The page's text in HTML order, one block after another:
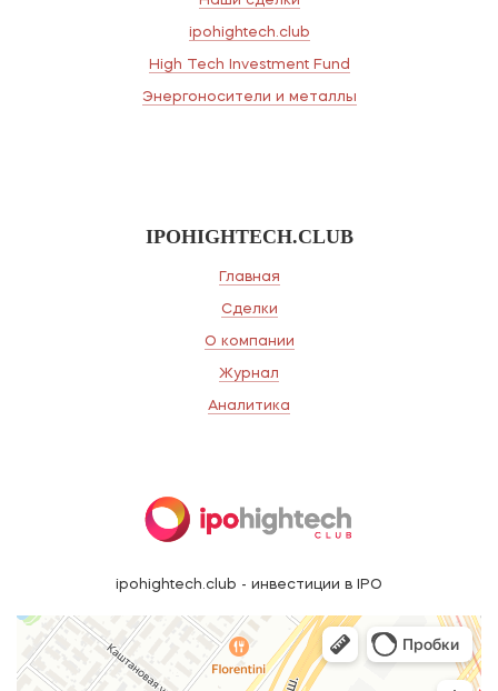
ipohightech.club - инвестиции в IPO
IPOHIGHTECH.CLUB
Главная
Сделки
О компании
Журнал
Аналитика
ipohightech.club
High Tech Investment Fund
Энергоносители и металлы